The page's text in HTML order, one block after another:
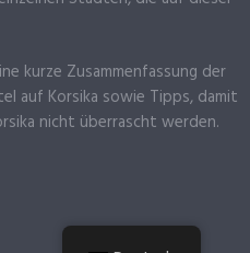
kurze Zusammenfassung der
auf Korsika sowie Tipps, damit
nicht überrascht werden.